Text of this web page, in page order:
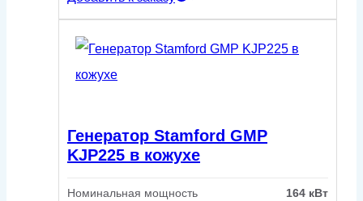
Генератор Stamford GMP
KJP225 в кожухе
Номинальная мощность 164 кВт